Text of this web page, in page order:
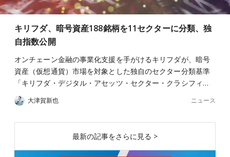
キリフダ、暗号資産188銘柄を11セクターに分類、独
自指数公開
オンチェーン金融の事業化支援を手がけるキリフダが、暗号
資産（仮想通貨）市場を対象とした独自のセクター分類基準
「キリフダ・デジタル・アセッツ・セクター・クラシフィ…
大津賀新也 ニュース
最新の記事をさらに見る >